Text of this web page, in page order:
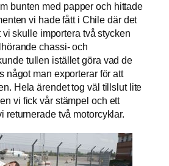
bunten med papper och hittade
vi hade fått i Chile där det
skulle importera två stycken
chassi- och
tullen istället göra vad de
något man exporterar för att
Hela ärendet tog väl tillslut lite
vi fick vår stämpel och ett
returnerade två motorcyklar.